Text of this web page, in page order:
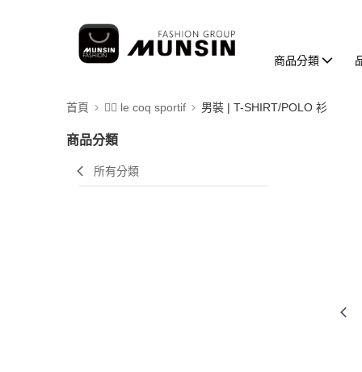
商品分類
首頁 🚴‍♂️ le coq sportif 男裝 | T-SHIRT/POLO 衫
商品分類
所有分類